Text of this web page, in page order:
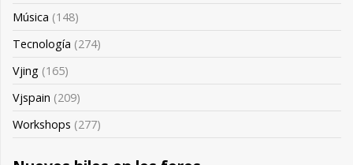
Música (148)
Tecnología (274)
Vjing (165)
Vjspain (209)
Workshops (277)